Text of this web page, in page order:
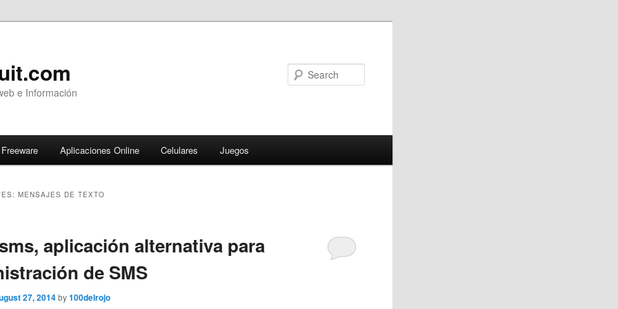
e Información
Freeware Aplicaciones Online Celulares Juegos
MENSAJES DE TEXTO
aplicación alternativa para
de SMS
27, 2014 by100delrojo